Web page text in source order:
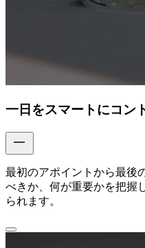
一日をスマートにコン
最初のアポイントから最後
べきか、何が重要かを把握
られます。